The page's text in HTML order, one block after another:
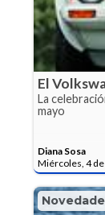
El
La
mayo
Diana Sosa
Miércoles, 4